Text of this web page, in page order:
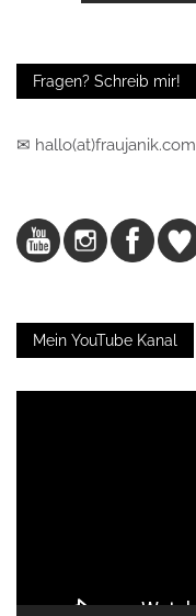
Fragen? Schreib mir!
✉ hallo(at)fraujanik.com
Mein YouTube Kanal